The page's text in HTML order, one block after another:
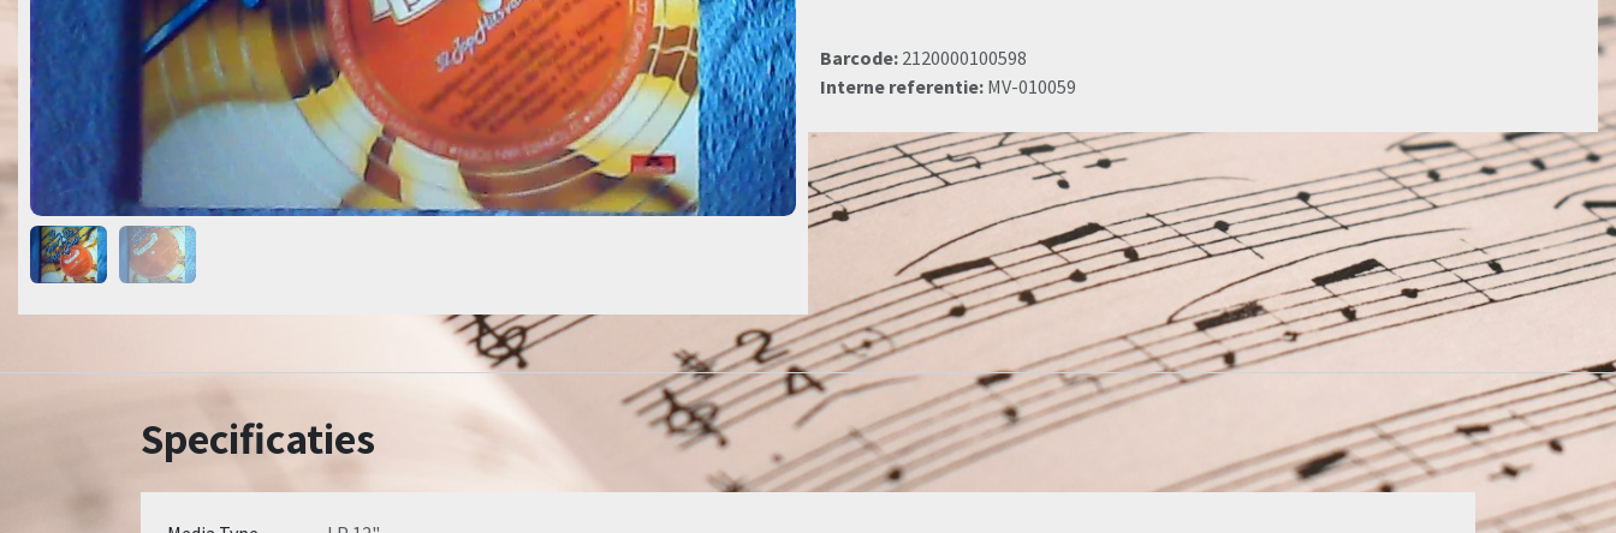
Barcode: 2120000100598
Interne referentie: MV-010059
Specificaties